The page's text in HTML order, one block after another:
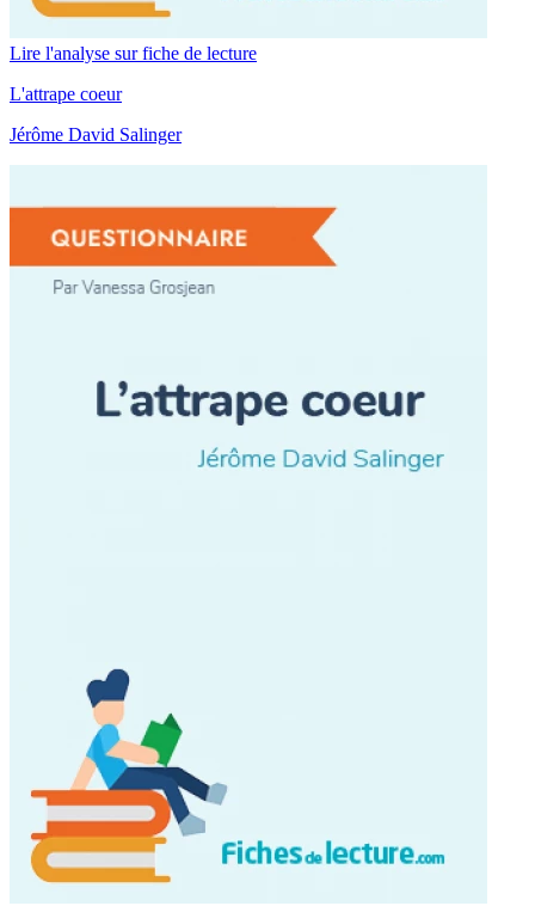
Lire l'analyse sur fiche de lecture
L'attrape coeur
Jérôme David Salinger